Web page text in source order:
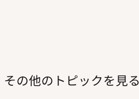
その他のトピックを見る